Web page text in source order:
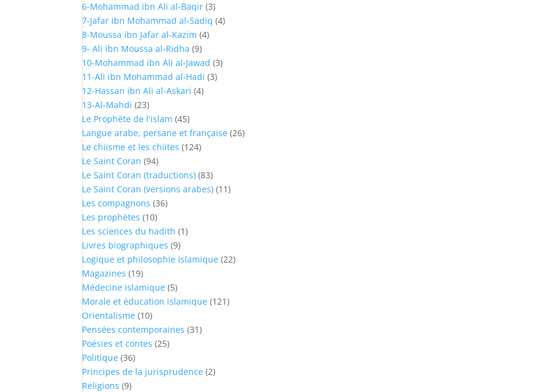
6-Mohammad ibn Ali al-Baqir (3)
7-Jafar ibn Mohammad al-Sadiq (4)
8-Moussa ibn Jafar al-Kazim (4)
9- Ali ibn Moussa al-Ridha (9)
10-Mohammad ibn Ali al-Jawad (3)
11-Ali ibn Mohammad al-Hadi (3)
12-Hassan ibn Ali al-Askari (4)
13-Al-Mahdi (23)
Le Prophète de l'islam (45)
Langue arabe, persane et française (26)
Le chiisme et les chiites (124)
Le Saint Coran (94)
Le Saint Coran (traductions) (83)
Le Saint Coran (versions arabes) (11)
Les compagnons (36)
Les prophètes (10)
Les sciences du hadith (1)
Livres biographiques (9)
Logique et philosophie islamique (22)
Magazines (19)
Médecine islamique (5)
Morale et éducation islamique (121)
Orientalisme (10)
Pensées contemporaines (31)
Poésies et contes (25)
Politique (36)
Principes de la jurisprudence (2)
Religions (9)